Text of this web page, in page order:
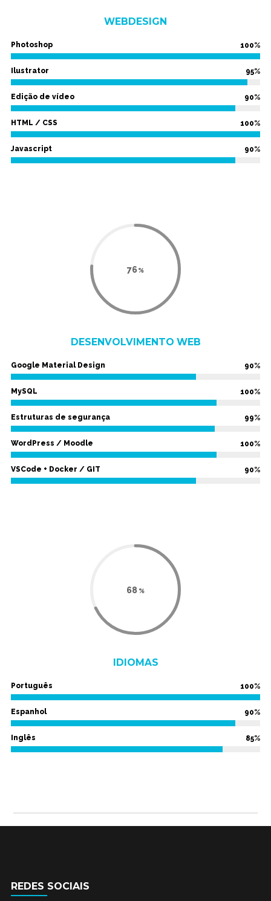
WEBDESIGN
Photoshop 100%
Ilustrator 95%
Edição de vídeo 90%
HTML / CSS 100%
Javascript 90%
89
DESENVOLVIMENTO WEB
Google Material Design 90%
MySQL 100%
Estruturas de segurança 99%
WordPress / Moodle 100%
VSCode + Docker / GIT 90%
80
IDIOMAS
Português 100%
Espanhol 90%
Inglês 85%
REDES SOCIAIS